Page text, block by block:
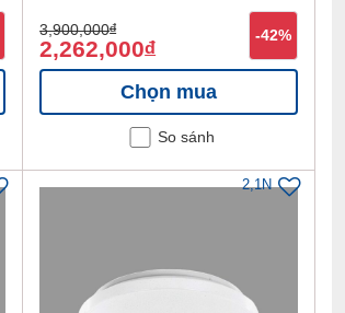
3,900,000đ
2,262,000đ
-42%
Chọn mua
So sánh
2,1N